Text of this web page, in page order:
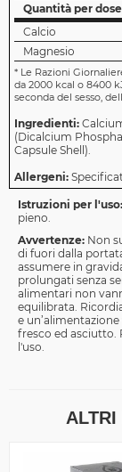
Quantità per dose
Calcio
Magnesio
* Le Razioni
da 2000 kcal o 8400
seconda del sesso,
Ingredienti:
(Dicalcium
Capsule Shell).
Allergeni:
Istruzioni per l'uso:
pieno.
Avvertenze: Non
di fuori dalla
assumere in
prolungati senza
alimentari non
equilibrata.
e
fresco ed asciutto.
l'uso.
ALTRI